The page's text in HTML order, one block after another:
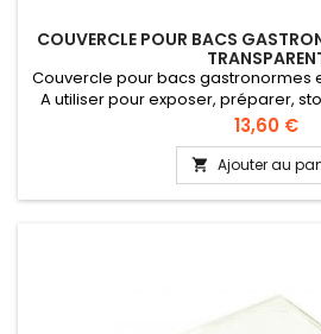
COUVERCLE POUR BACS
Couvercle pour bacs gastronormes
A utiliser pour exposer, préparer,
aliments. Qualité alimentaire,
10/2011 (CEE). A utiliser uniquement
plastique de la série
Prix
13,60 €
 Ajouter au